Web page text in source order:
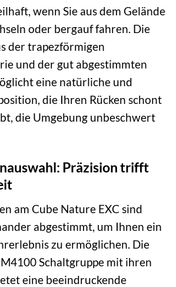
wenn Sie aus dem Gelände
oder bergauf fahren. Die
der trapezförmigen
und der gut abgestimmten
eine natürliche und
die Ihren Rücken schont
die Umgebung unbeschwert
Präzision trifft
am Cube Nature EXC sind
abgestimmt, um Ihnen ein
zu ermöglichen. Die
Schaltgruppe mit ihren
eine beeindruckende